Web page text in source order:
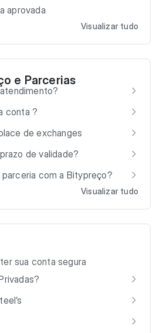
aprovada
Visualizar tudo
e Parcerias
conta ?
de exchanges
de validade?
com a Bitypreço?
Visualizar tudo
sua conta segura